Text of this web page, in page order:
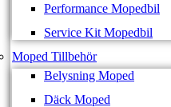
Performance Mopedbil
Service Kit Mopedbil
Moped Tillbehör
Belysning Moped
Däck Moped